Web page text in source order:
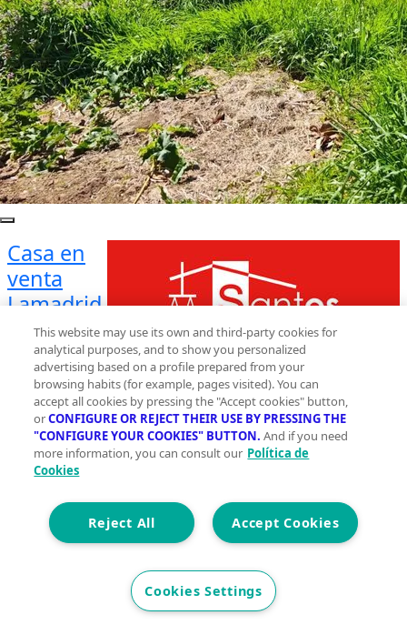
Casa en
venta
Lamadrid,
Valdaliga
Planta 1
217 m2
Construidos
0
Et. Energética
Cons. G
250.000 €
Casa para reformar que ofrece una oportunidad
This website may use its own and third-party cookies for
analytical purposes, and to show you personalized
advertising based on a profile prepared from your
browsing habits (for example, pages visited). You can
accept all cookies by pressing the "Accept cookies" button,
orCONFIGURE OR REJECT THEIR USE BY PRESSING THE
"CONFIGURE YOUR COOKIES" BUTTON. And if you need
more information, you can consult our Política de
Cookies
Accept Cookies
Reject All
Cookies Settings